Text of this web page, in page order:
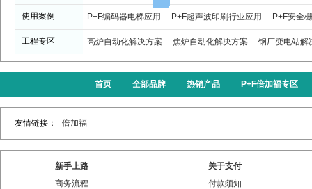
使用案例 P+F编码器电梯应用 P+F超声波印刷行业应用 P+F安全
工程专区 高炉自动化解决方案 焦炉自动化解决方案 钢厂变电站解
首页 全部品牌 热销产品 P+F倍加福专区
友情链接： 倍加福
新手上路
商务流程
关于支付
付款须知